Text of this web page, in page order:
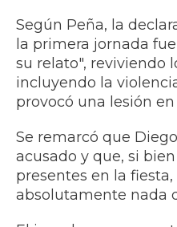
Según Peña, la
la primera jornada
su relato", reviviendo
incluyendo la
provocó una lesión
​Se remarcó que
acusado y que, si
presentes en la
absolutamente nada